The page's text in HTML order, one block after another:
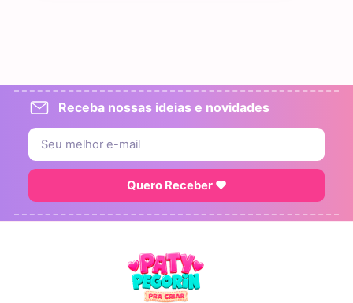
Receba nossas ideias e novidades
Quero Receber ♥